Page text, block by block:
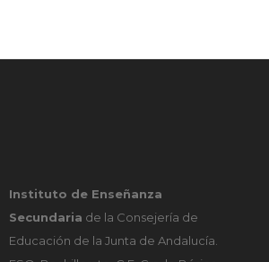
Instituto de Enseñanza
Secundaria de la Consejería de
Educación de la Junta de Andalucía.